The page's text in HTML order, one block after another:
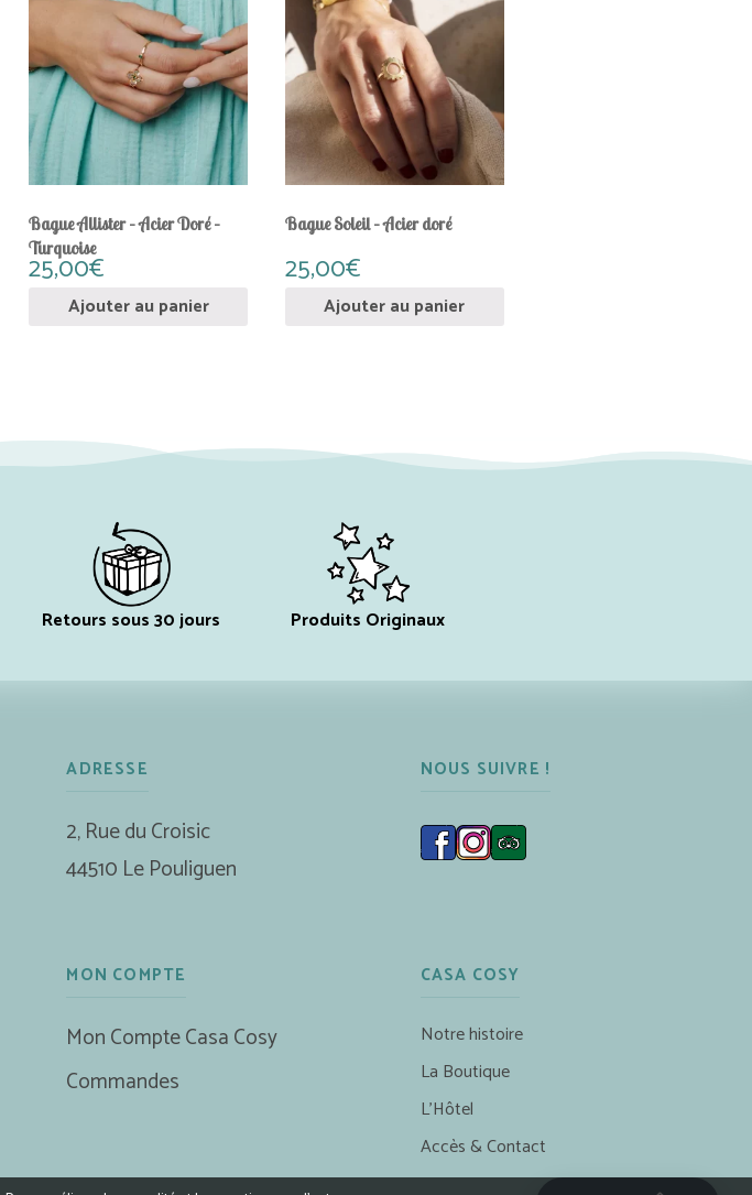
Bague Allister – Acier Doré –
Turquoise
25,00€
Ajouter au panier
Bague Soleil – Acier doré
25,00€
Ajouter au panier
Retours sous 30 jours Produits Originaux
ADRESSE
2, Rue du Croisic
44510 Le Pouliguen
NOUS SUIVRE !
MON COMPTE
Mon Compte Casa Cosy
Commandes
CASA COSY
Notre histoire
La Boutique
L’Hôtel
Accès & Contact